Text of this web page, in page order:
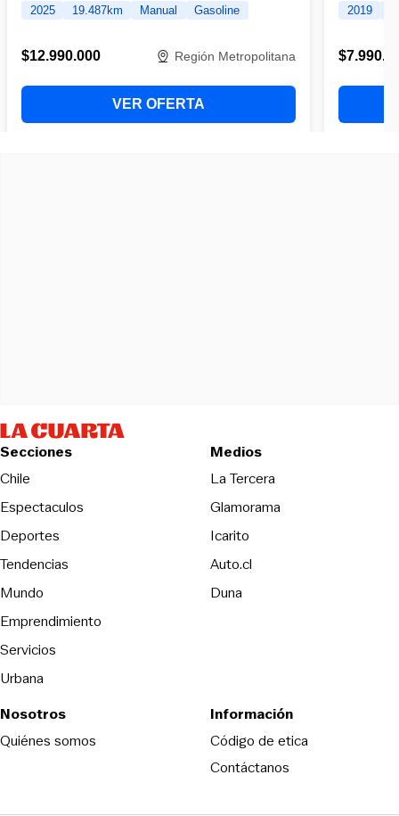
Secciones
Chile
Espectaculos
Deportes
Tendencias
Mundo
Emprendimiento
Servicios
Urbana
Medios
La TerceraOpens in new
Glamorama
Icarito
Auto.cl
DunaOpens in new window
Nosotros
Quiénes somos
Información
Código de eticaOpens in new
Contáctanos